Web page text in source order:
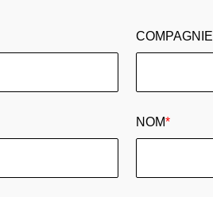
COMPAGNIE
NOM*